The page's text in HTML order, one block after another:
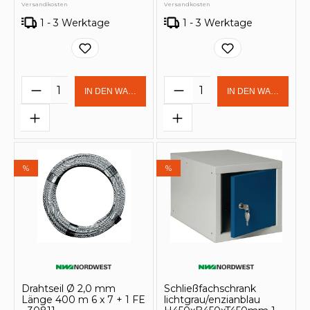
Versandkosten
1 - 3 Werktage
Produkt Anzahl: Gib den
IN DEN WARENKORB
Versandkosten
1 - 3 Werktage
Produkt Anzahl:
IN DEN
%
Drahtseil Ø 2,0 mm
Länge 400 m 6 x 7 + 1 FE
%
Schließfachschrank
lichtgrau/enzianblau